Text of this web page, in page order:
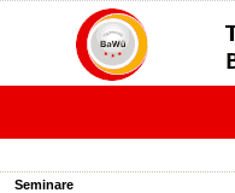
Seminare